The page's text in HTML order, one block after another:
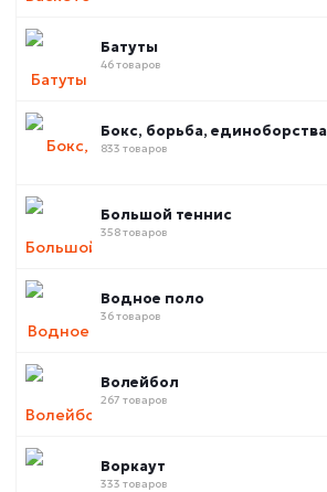
Батуты
46 товаров
Бокс, борьба, единоборства
833 товаров
Большой теннис
358 товаров
Водное поло
36 товаров
Волейбол
267 товаров
Воркаут
333 товаров